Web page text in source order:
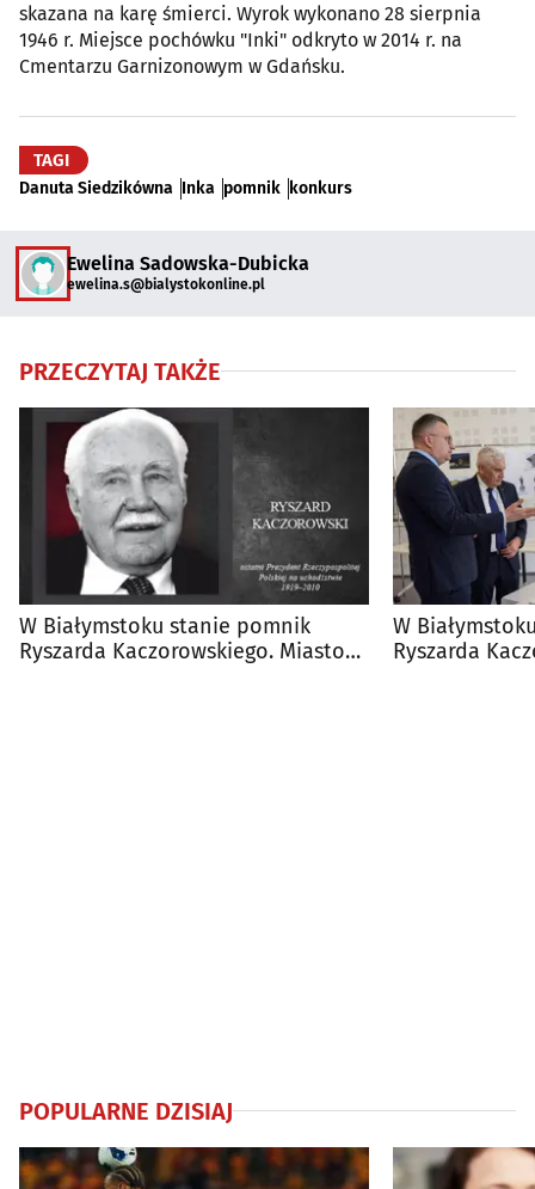
skazana na karę śmierci. Wyrok wykonano 28 sierpnia
1946 r. Miejsce pochówku "Inki" odkryto w 2014 r. na
Cmentarzu Garnizonowym w Gdańsku.
TAGI
Danuta Siedzikówna Inka pomnik konkurs
Ewelina Sadowska-Dubicka
ewelina.s@bialystokonline.pl
PRZECZYTAJ TAKŻE
W Białymstoku stanie pomnik
Ryszarda Kaczorowskiego. Miasto
W
Ryszarda
POPULARNE DZISIAJ